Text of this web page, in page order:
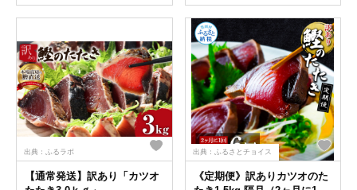
出典：ふるラボ
【通常発送】訳あり「カツオ
出典：ふるさとチョイス
《定期便》訳ありカツオのた